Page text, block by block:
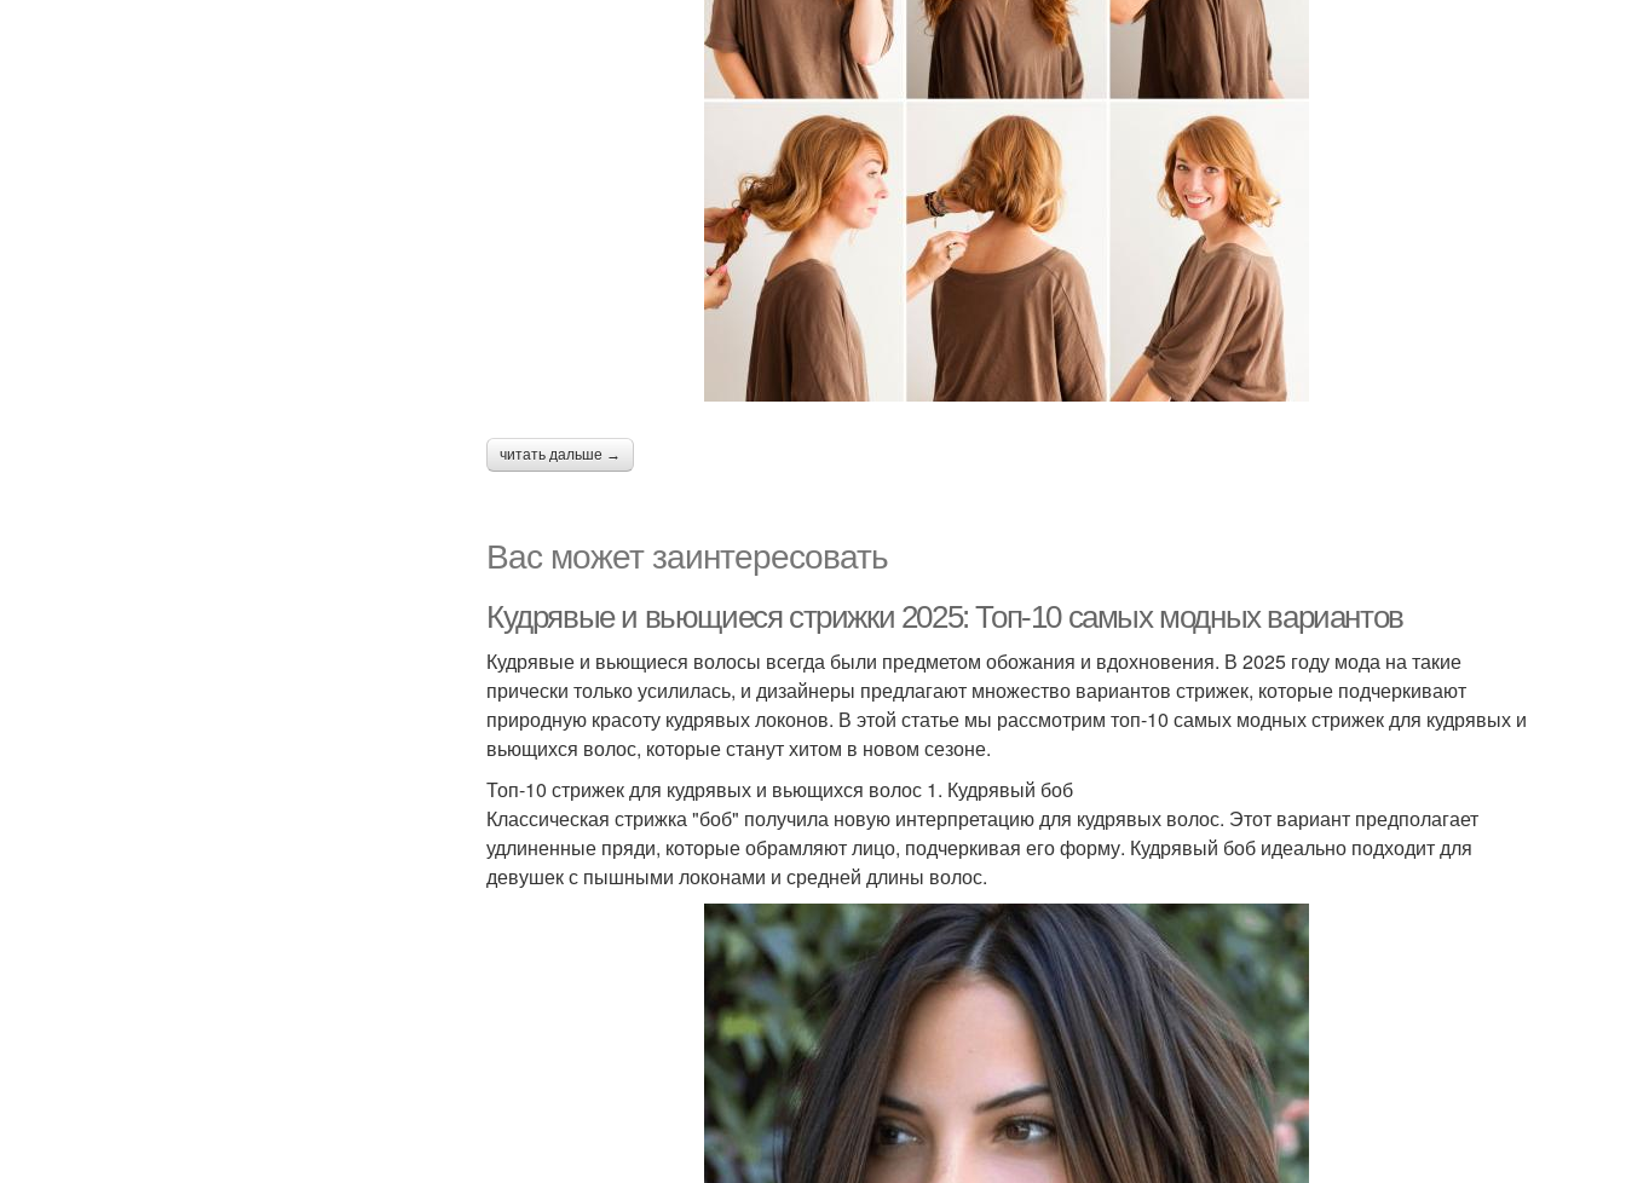
читать дальше →
Вас может заинтересовать
Кудрявые и вьющиеся стрижки 2025: Топ-10 самых модных вариантов
Кудрявые и вьющиеся волосы всегда были предметом обожания и вдохновения. В 2025 году мода на такие
прически только усилилась, и дизайнеры предлагают множество вариантов стрижек, которые подчеркивают
природную красоту кудрявых локонов. В этой статье мы рассмотрим топ-10 самых модных стрижек для кудрявых и
вьющихся волос, которые станут хитом в новом сезоне.
Топ-10 стрижек для кудрявых и вьющихся волос 1. Кудрявый боб
Классическая стрижка "боб" получила новую интерпретацию для кудрявых волос. Этот вариант предполагает
удлиненные пряди, которые обрамляют лицо, подчеркивая его форму. Кудрявый боб идеально подходит для
девушек с пышными локонами и средней длины волос.